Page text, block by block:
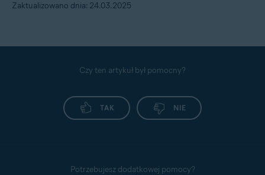
Zaktualizowano dnia: 24.03.2025
Czy ten artykuł był pomocny?
TAK NIE
Potrzebujesz dodatkowej pomocy?